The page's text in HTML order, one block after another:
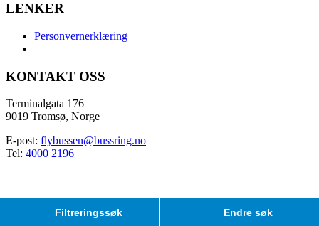
Filtreringssøk Endre søk
LENKER
Personvernerklæring
KONTAKT OSS
Terminalgata 176
9019 Tromsø, Norge
E-post: flybussen@bussring.no
Tel: 4000 2196
©VISIT TECHNOLOGY GROUPALL RIGHTS RESERVED
CITYBREAK™ INFORMATION & RESERVATION SYSTEM